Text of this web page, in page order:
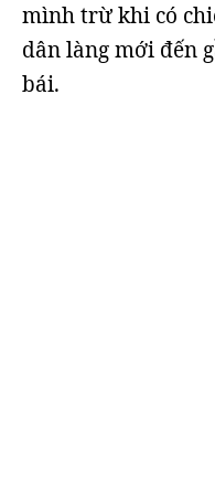
mình trừ khi có
dân làng mới đến
bái.